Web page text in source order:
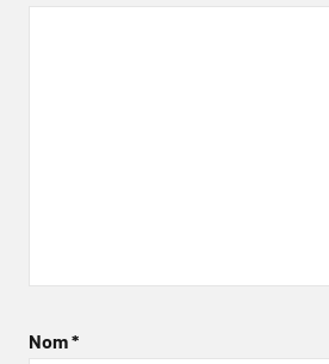
Nom*